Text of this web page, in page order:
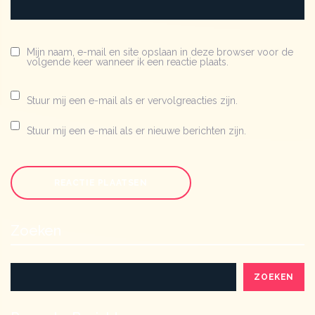
Mijn naam, e-mail en site opslaan in deze browser voor de
volgende keer wanneer ik een reactie plaats.
Stuur mij een e-mail als er vervolgreacties zijn.
Stuur mij een e-mail als er nieuwe berichten zijn.
ZOEKEN